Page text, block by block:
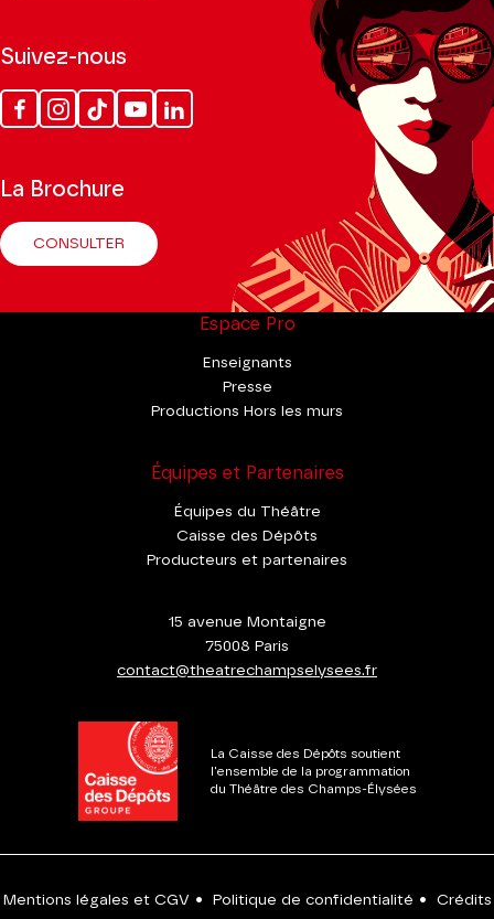
Suivez-nous
FacebookInstagram
Tik
Tok
YoutubeLinkedin
La Brochure
CONSULTER
Espace Pro
Enseignants
Presse
Productions Hors les murs
Équipes et Partenaires
Équipes du Théâtre
Caisse des Dépôts
Producteurs et partenaires
15 avenue Montaigne
75008 Paris
contact@theatrechampselysees.fr
La Caisse des Dépôts soutient
l'ensemble de la programmation
du Théâtre des Champs-Élysées
Mentions légales et CGV • Politique de confidentialité •
Crédits